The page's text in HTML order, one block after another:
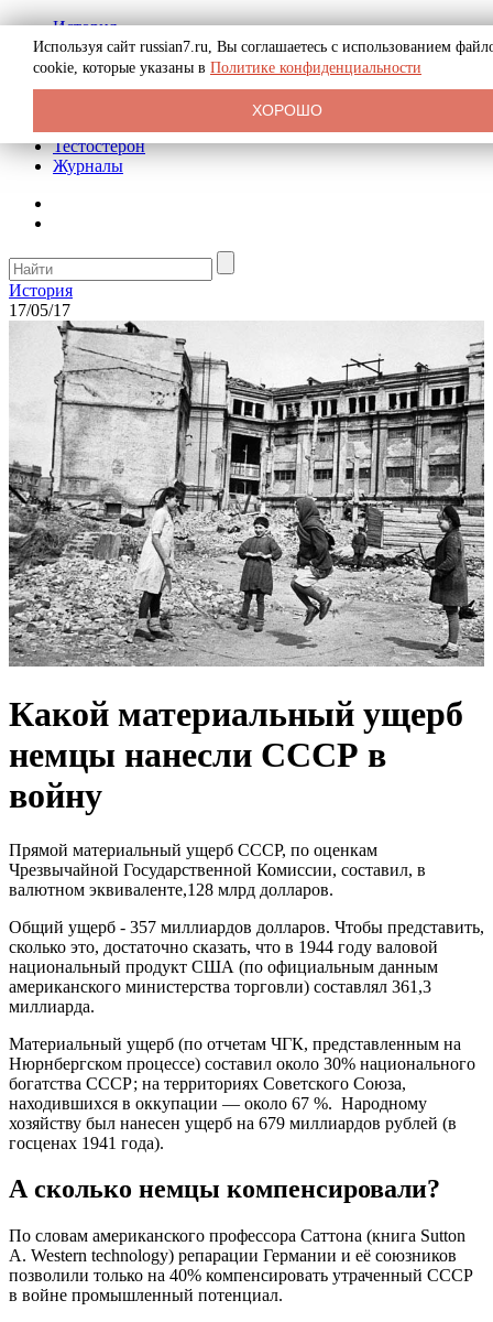
История
Биография
Криминал
Реклама на сайте
Тестостерон
Журналы
История
17/05/17
Какой материальный ущерб
немцы нанесли СССР в
войну
Прямой материальный ущерб СССР, по оценкам
Чрезвычайной Государственной Комиссии, составил, в
валютном эквиваленте,128 млрд долларов.
Общий ущерб - 357 миллиардов долларов. Чтобы представить,
сколько это, достаточно сказать, что в 1944 году валовой
национальный продукт США (по официальным данным
американского министерства торговли) составлял 361,3
миллиарда.
Материальный ущерб (по отчетам ЧГК, представленным на
Нюрнбергском процессе) составил около 30% национального
богатства СССР; на территориях Советского Союза,
находившихся в оккупации — около 67 %. Народному
хозяйству был нанесен ущерб на 679 миллиардов рублей (в
госценах 1941 года).
А сколько немцы компенсировали?
По словам американского профессора Саттона (книга Sutton
A. Western technology) репарации Германии и её союзников
позволили только на 40% компенсировать утраченный СССР
в войне промышленный потенциал.
Используя сайт russian7.ru, Вы соглашаетесь с использованием
cookie, которые указаны в Политике конфиденциальности
ХОРОШО